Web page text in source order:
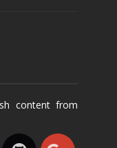
content from